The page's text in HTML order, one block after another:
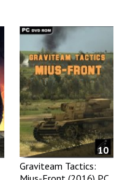
10
Graviteam Tactics: